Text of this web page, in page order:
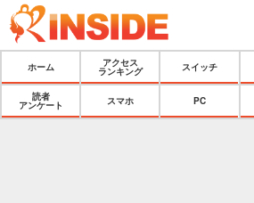
ホーム
アクセス
ランキング
スイッチ
読者
アンケート
スマホ PC